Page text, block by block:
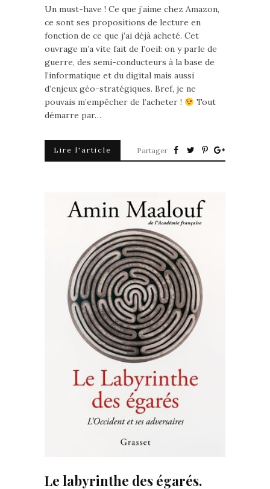
Un must-have ! Ce que j’aime chez Amazon,
ce sont ses propositions de lecture en
fonction de ce que j’ai déjà acheté. Cet
ouvrage m’a vite fait de l’oeil: on y parle de
guerre, des semi-conducteurs à la base de
l’informatique et du digital mais aussi
d’enjeux géo-stratégiques. Bref, je ne
pouvais m’empêcher de l’acheter !
Tout
démarre par…
Lire l'article Partager
Le labyrinthe des égarés.